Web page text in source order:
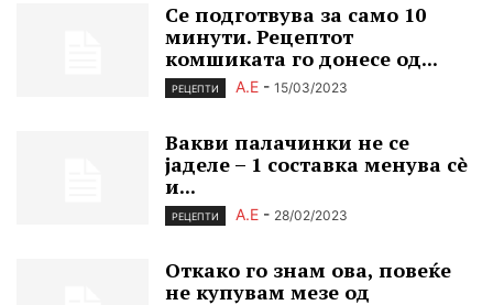
Се подготвува за само 10
минути. Рецептот
комшиката го донесе од...
РЕЦЕПТИ А.Е - 15/03/2023
Вакви палачинки не се
јаделе – 1 составка менува сè
и...
РЕЦЕПТИ А.Е - 28/02/2023
Откако го знам ова, повеќе
не купувам мезе од